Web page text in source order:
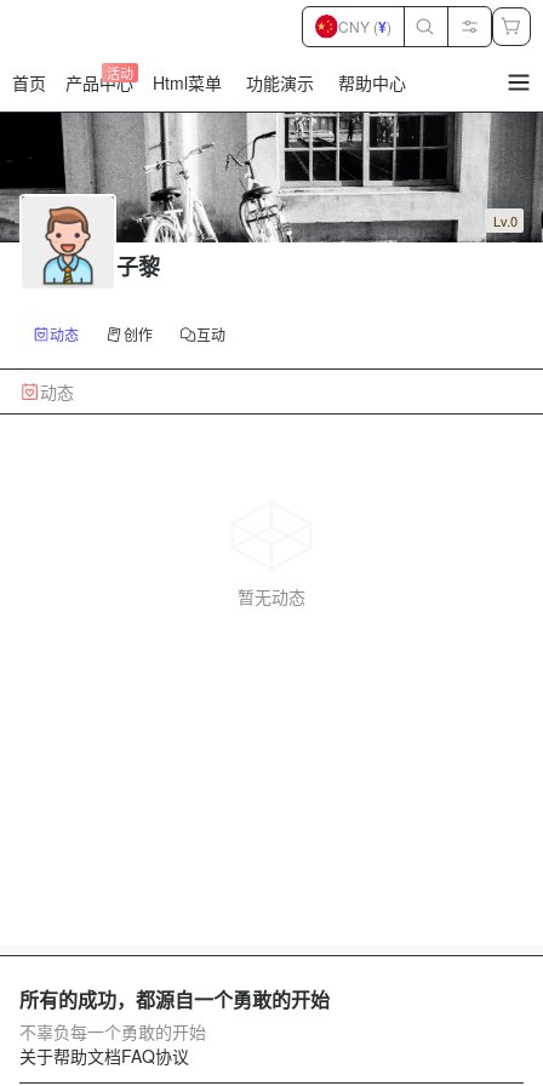
首页 产品中心
活动 Html菜单 功能演示 帮助中心
CNY (¥)
Lv.0
子黎
动态 创作 互动
动态
暂无动态
所有的成功，都源自一个勇敢的开始
不辜负每一个勇敢的开始
关于帮助文档FAQ协议